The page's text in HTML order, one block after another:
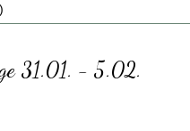
31.01. - 5.02.